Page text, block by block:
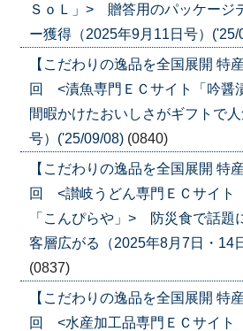
ＳｏＬ」> 贈答用のパッケージ
ー獲得（2025年9月11日号）('25/
【こだわりの逸品を全国展開 特
回 <漬魚専門ＥＣサイト「吟
間暇かけたおいしさがギフトで
号）('25/09/08) (0840)
【こだわりの逸品を全国展開 特
回 <讃岐うどん専門ＥＣサイ
「こんぴらや」> 防災食で話題
客層広がる（2025年8月7日・14
(0837)
【こだわりの逸品を全国展開 特
回 <水産加工品専門ＥＣサイト